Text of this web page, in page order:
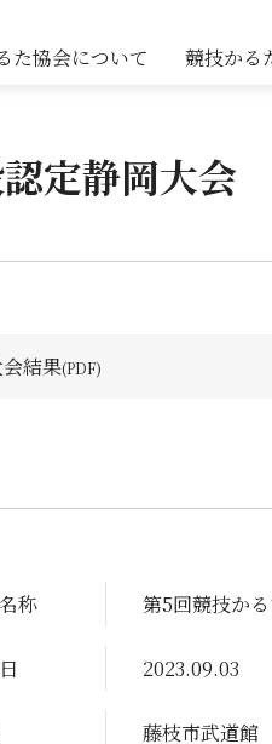
た協会について 競技かる
定静岡大会
結果
称 第5回競技か
2023.09.03
藤枝市武道館